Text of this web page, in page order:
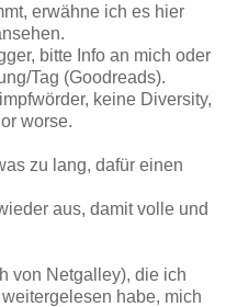
erwähne ich es hier
bitte Info an mich oder
Tag (Goodreads).
keine Diversity,
worse.
zu lang, dafür einen
aus, damit volle und
von Netgalley), die ich
habe, mich